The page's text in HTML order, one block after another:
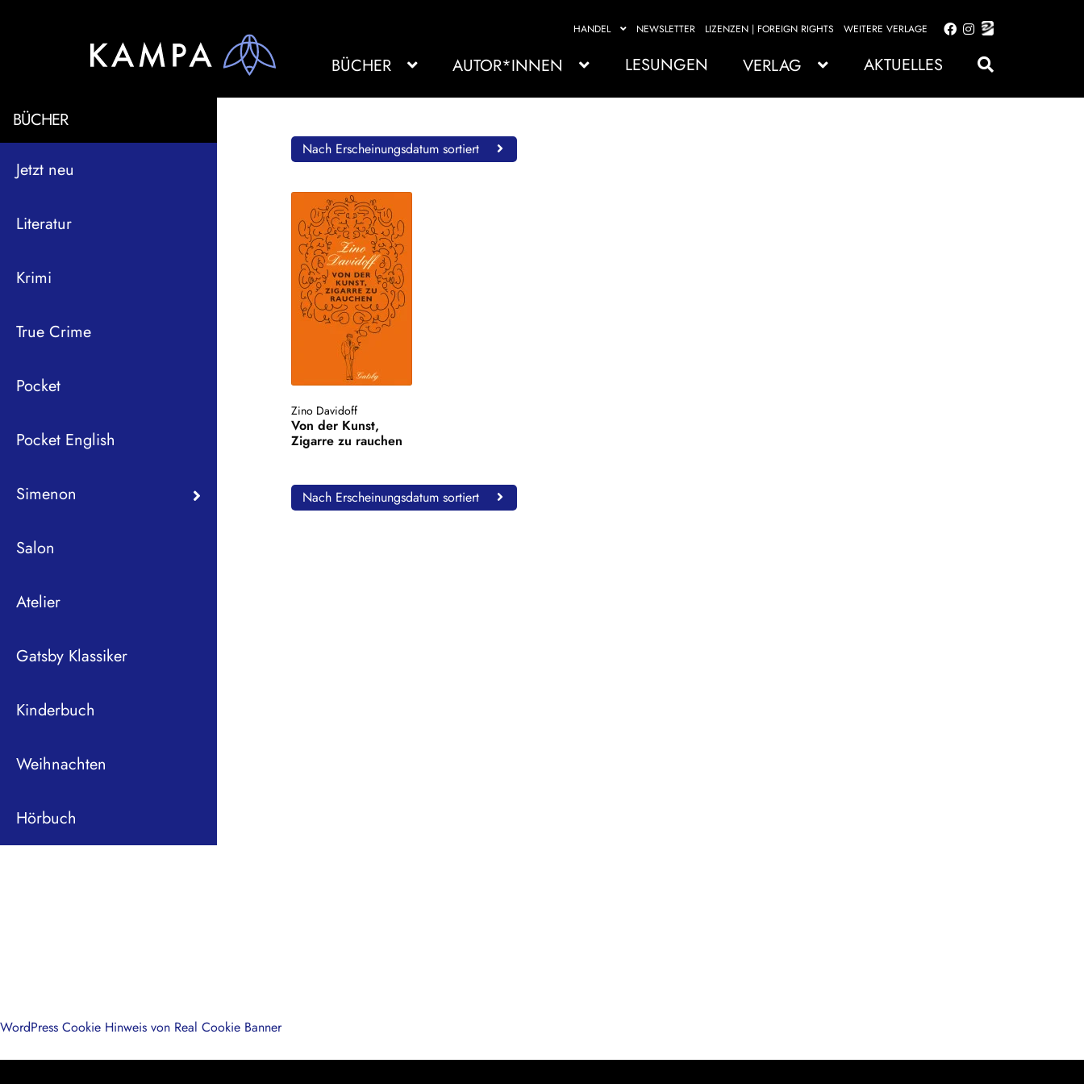
HANDEL NEWSLETTER LIZENZEN | FOREIGN RIGHTS WEITERE VERLAGE
Zur
springen
Zum
springen
BÜCHER AUTOR*INNEN LESUNGEN VERLAG AKTUELLES
BÜCHER
Jetzt neu
Literatur
Krimi
True Crime
Pocket
Pocket English
Simenon
Salon
Atelier
Gatsby Klassiker
Kinderbuch
Weihnachten
Hörbuch
Nach Erscheinungsdatum sortiert
Zino Davidoff
Von der Kunst,
Zigarre zu rauchen
Nach Erscheinungsdatum sortiert
WordPress Cookie Hinweis von Real Cookie Banner